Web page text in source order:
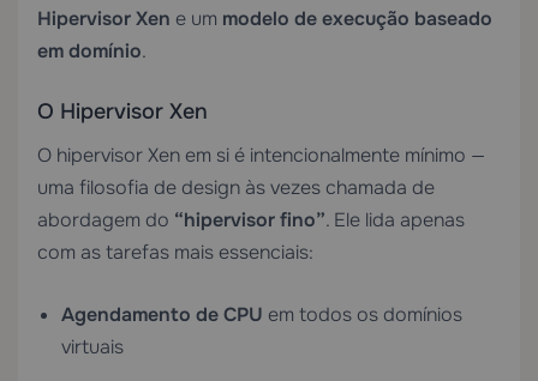
Hipervisor Xen e um modelo de execução baseado
em domínio.
O Hipervisor Xen
O hipervisor Xen em si é intencionalmente mínimo —
uma filosofia de design às vezes chamada de
abordagem do “hipervisor fino”. Ele lida apenas
com as tarefas mais essenciais:
Agendamento de CPU em todos os domínios
virtuais